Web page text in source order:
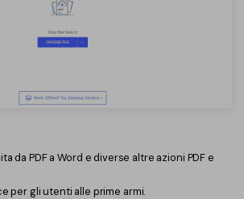
da PDF a Word e diverse altre azioni PDF e
per gli utenti alle prime armi.